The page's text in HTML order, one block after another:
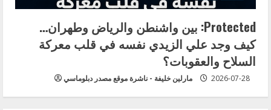
Protected: بين واشنطن والرياض وطهران…
كيف وجد علي الزيدي نفسه في قلب معركة
السلاح والعقوبات؟
مارلين خليفة - ناشرة موقع مصدر دبلوماسي 2026-07-28